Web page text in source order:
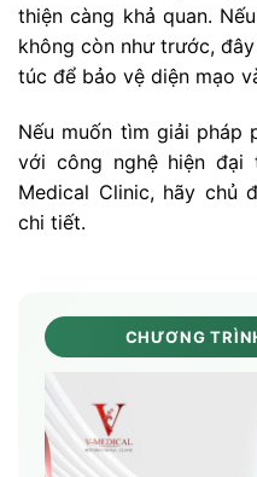
thiện càng khả quan.
không còn như trước,
túc để bảo vệ diện mạo
Nếu muốn tìm giải pháp
với công nghệ hiện đại
Medical Clinic, hãy chủ
chi tiết.
CHƯƠNG